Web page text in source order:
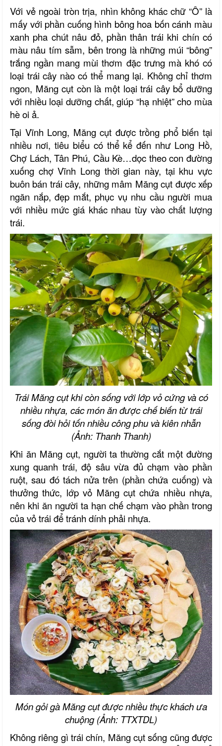
Với vẻ ngoài tròn trịa, nhìn không khác chữ “Ô” là
mấy với phần cuống hình bông hoa bốn cánh màu
xanh pha chút nâu đỏ, phần thân trái khi chín có
màu nâu tím sẫm, bên trong là những múi “bông”
trắng ngần mang mùi thơm đặc trưng mà khó có
loại trái cây nào có thể mang lại. Không chỉ thơm
ngon, Măng cụt còn là một loại trái cây bổ dưỡng
với nhiều loại dưỡng chất, giúp “hạ nhiệt” cho mùa
hè oi ả.
Tại Vĩnh Long, Măng cụt được trồng phổ biến tại
nhiều nơi, tiêu biểu có thể kể đến như Long Hồ,
Chợ Lách, Tân Phú, Cầu Kè…dọc theo con đường
xuống chợ Vĩnh Long thời gian này, tại khu vực
buôn bán trái cây, những mâm Măng cụt được xếp
ngăn nắp, đẹp mắt, phục vụ nhu cầu người mua
với nhiều mức giá khác nhau tùy vào chất lượng
trái.
Trái Măng cụt khi còn sống với lớp vỏ cứng và có
nhiều nhựa, các món ăn được chế biến từ trái
sống đòi hỏi tốn nhiều công phu và kiên nhẫn
(Ảnh: Thanh Thanh)
Khi ăn Măng cụt, người ta thường cắt một đường
xung quanh trái, độ sâu vừa đủ chạm vào phần
ruột, sau đó tách nửa trên (phần chứa cuống) và
thưởng thức, lớp vỏ Măng cụt chứa nhiều nhựa,
nên khi ăn người ta hạn chế chạm vào phần trong
của vỏ trái để tránh dính phải nhựa.
Món gỏi gà Măng cụt được nhiều thực khách ưa
chuộng (Ảnh: TTXTDL)
Không riêng gì trái chín, Măng cụt sống cũng được